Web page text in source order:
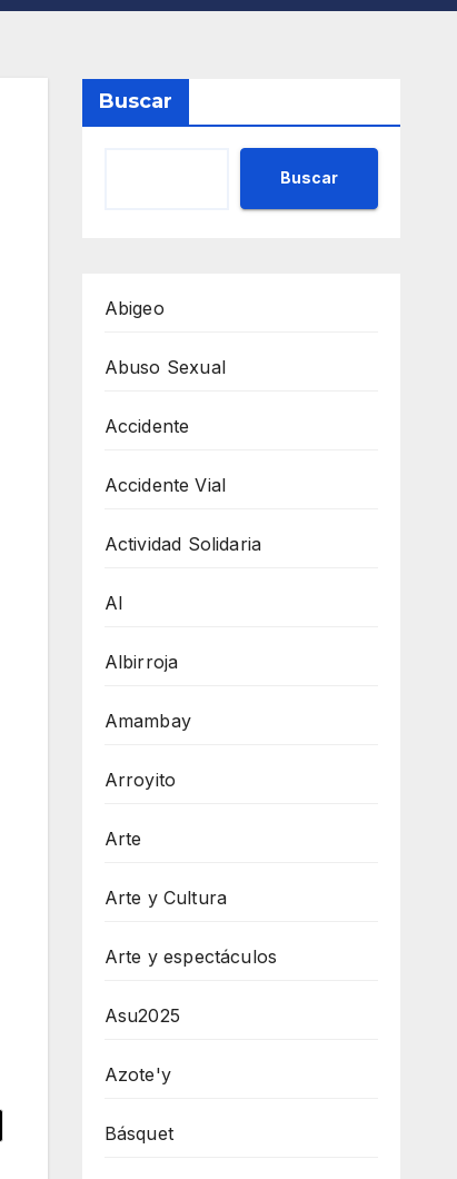
Buscar
Buscar
Abigeo
Abuso Sexual
Accidente
Accidente Vial
Actividad Solidaria
AI
Albirroja
Amambay
Arroyito
Arte
Arte y Cultura
Arte y espectáculos
Asu2025
Azote'y
Básquet